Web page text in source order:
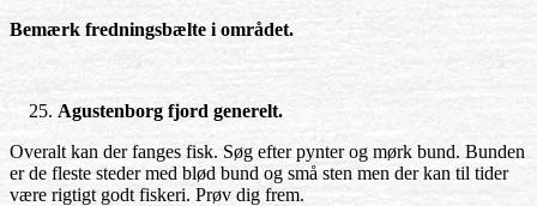
Bemærk fredningsbælte i området.
Agustenborg fjord generelt.
Overalt kan der fanges fisk. Søg efter pynter og mørk bund. Bunden
er de fleste steder med blød bund og små sten men der kan til tider
være rigtigt godt fiskeri. Prøv dig frem.